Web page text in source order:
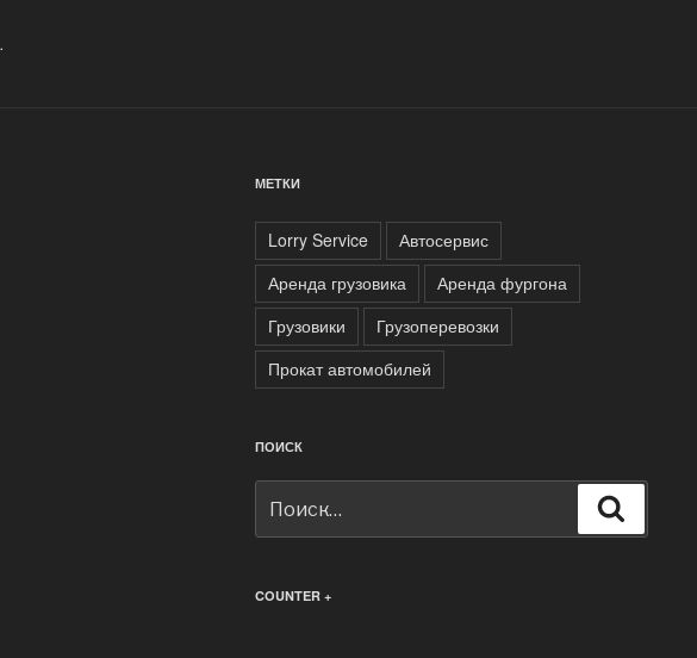
.
МЕТКИ
Lorry Service
Автосервис
Аренда грузовика
Аренда фургона
Грузовики
Грузоперевозки
Прокат автомобилей
ПОИСК
COUNTER +